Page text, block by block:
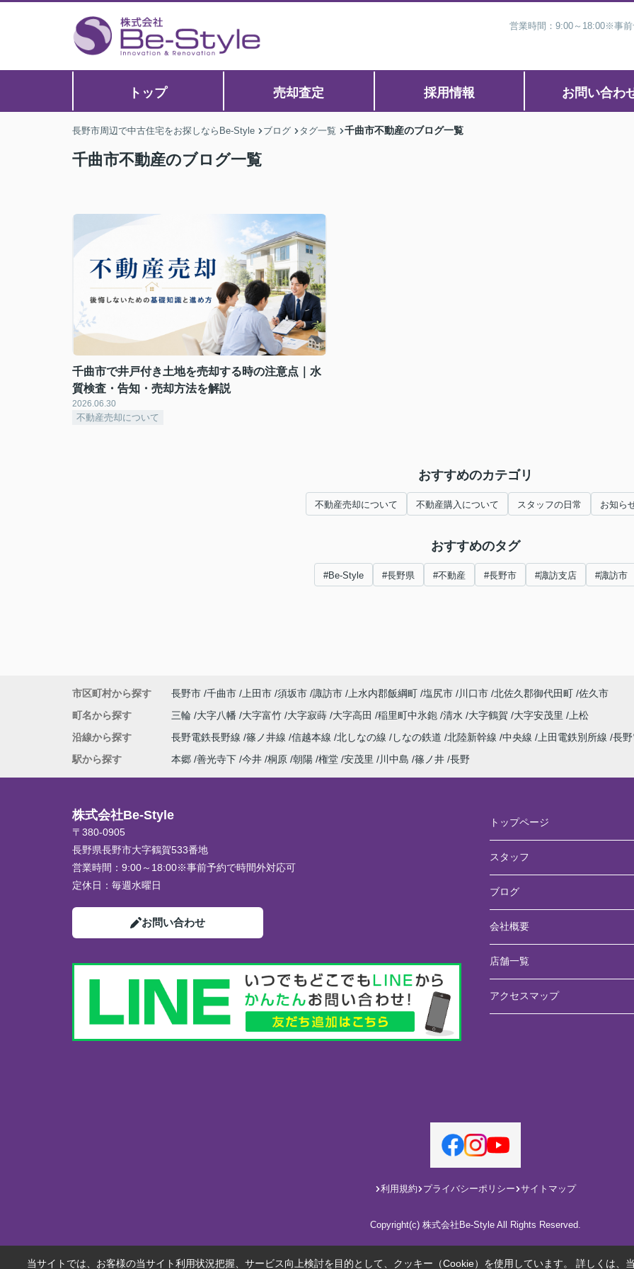
営業時間：9:00～18:00※事
トップ 売却査定 採用情報 お問い合わ
長野市周辺で中古住宅をお探しならBe-Style ブログ タグ一覧 千曲市不動産のブログ一覧
千曲市不動産のブログ一覧
千曲市で井戸付き土地を売却する時の注意点｜水
質検査・告知・売却方法を解説
2026.06.30
不動産売却について
おすすめのカテゴリ
不動産売却について 不動産購入について スタッフの日常 お知ら
おすすめのタグ
#Be-Style #長野県 #不動産 #長野市 #諏訪支店 #諏訪市
市区町村から探す 長野市 千曲市 上田市 須坂市 諏訪市 上水内郡飯綱町 塩尻市 川口市 北佐久郡御代田町 佐久市
町名から探す
三輪 大字八幡 大字富竹 大字寂蒔 大字高田 稲里町中氷鉋 清水 大字鶴賀 大字安茂里
上松
沿線から探す
長野電鉄長野線 篠ノ井線 信越本線 北しなの線 しなの鉄道 北陸新幹線 中央線 上田電鉄別所線 長
駅から探す
本郷 善光寺下 今井 桐原 朝陽 権堂 安茂里 川中島 篠ノ井 長野
株式会社Be-Style
〒380-0905
長野県長野市大字鶴賀533番地
営業時間： 9:00～18:00※事前予約で時間外対応可
定休日： 毎週水曜日
お問い合わせ
トップページ
スタッフ
ブログ
会社概要
店舗一覧
アクセスマップ
利用規約 プライバシーポリシー サイトマップ
Copyright(c) 株式会社Be-Style All Rights Reserved.
当サイトでは、お客様の当サイト利用状況把握、サービス向上検討を目的として、クッキー（Cookie）を使用しています。 詳しくは、